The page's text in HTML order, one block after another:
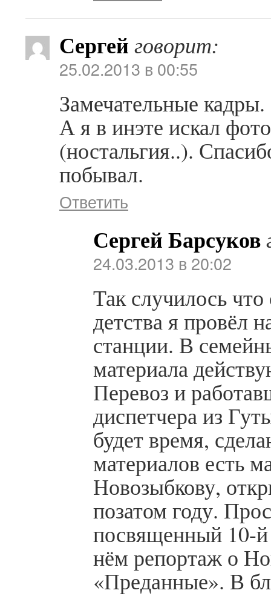
Сергей говорит:
25.02.2013 в 00:55
Замечательные
А я в инэте искал
(ностальгия..).
побывал.
Ответить
Сергей Барсуков
24.03.2013 в 20:02
Так случилось
детства я провёл
станции. В
материала
Перевоз и
диспетчера из
будет время,
материалов есть
Новозыбкову,
позатом году.
посвященный 10-
нём репортаж о
«Преданные». В